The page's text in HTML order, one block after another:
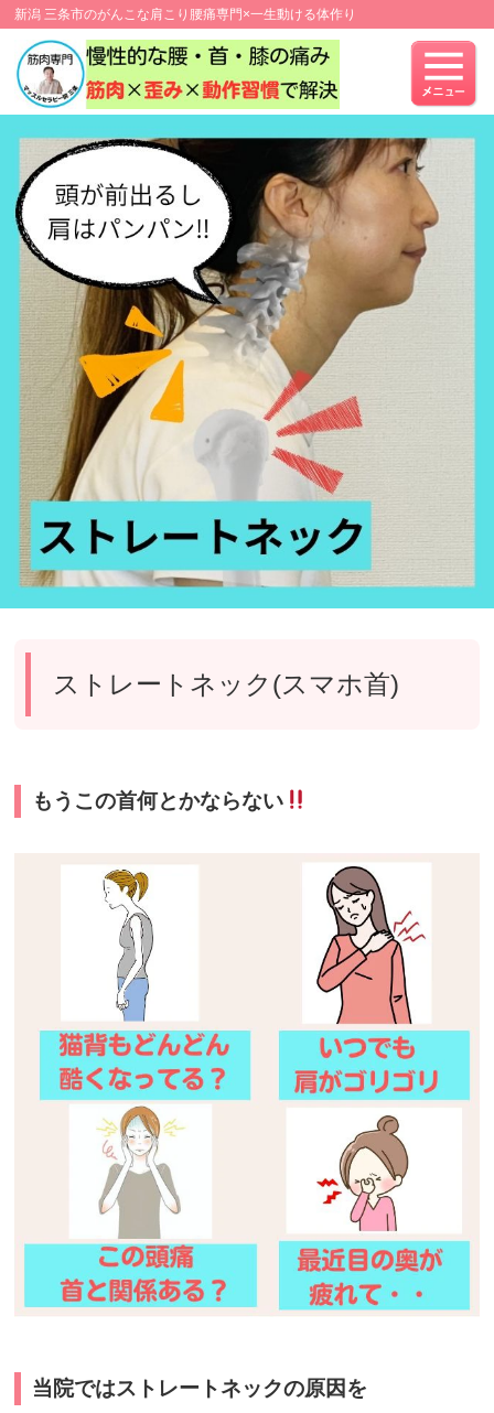
新潟 三条市のがんこな肩こり腰痛専門×一生動ける体作り
ストレートネック(スマホ首)
もうこの首何とかならない
当院ではストレートネックの原因を